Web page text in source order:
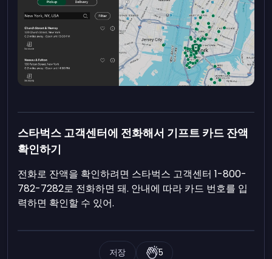
스타벅스 고객센터에 전화해서 기프트 카드 잔액
확인하기
전화로 잔액을 확인하려면 스타벅스 고객센터 1-800-
782-7282로 전화하면 돼. 안내에 따라 카드 번호를 입
력하면 확인할 수 있어.
저장 5